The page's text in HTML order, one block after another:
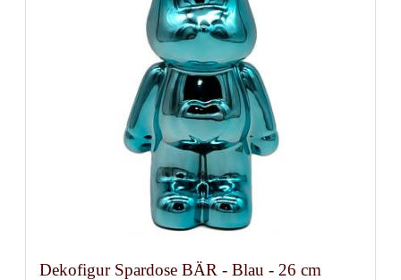
Dekofigur Spardose BÄR - Blau - 26 cm